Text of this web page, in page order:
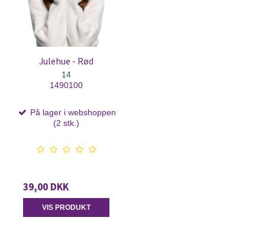
Julehue - Rød
14
1490100
På lager i webshoppen
(2 stk.)
39,00 DKK
VIS PRODUKT